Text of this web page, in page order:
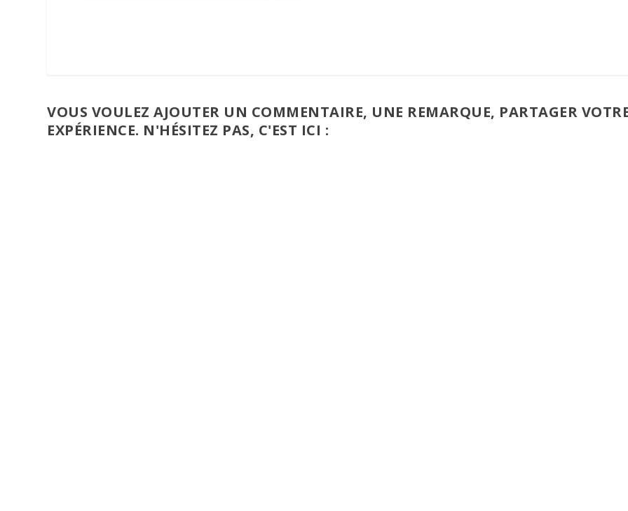
VOUS VOULEZ AJOUTER UN COMMENTAIRE, UNE REMARQUE, PARTAGER
EXPÉRIENCE. N'HÉSITEZ PAS, C'EST ICI :